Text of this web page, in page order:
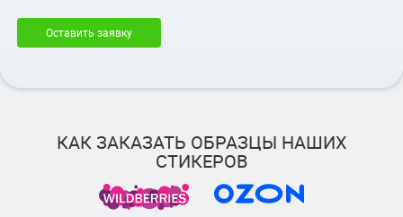
Оставить заявку
КАК ЗАКАЗАТЬ ОБРАЗЦЫ НАШИХ
СТИКЕРОВ